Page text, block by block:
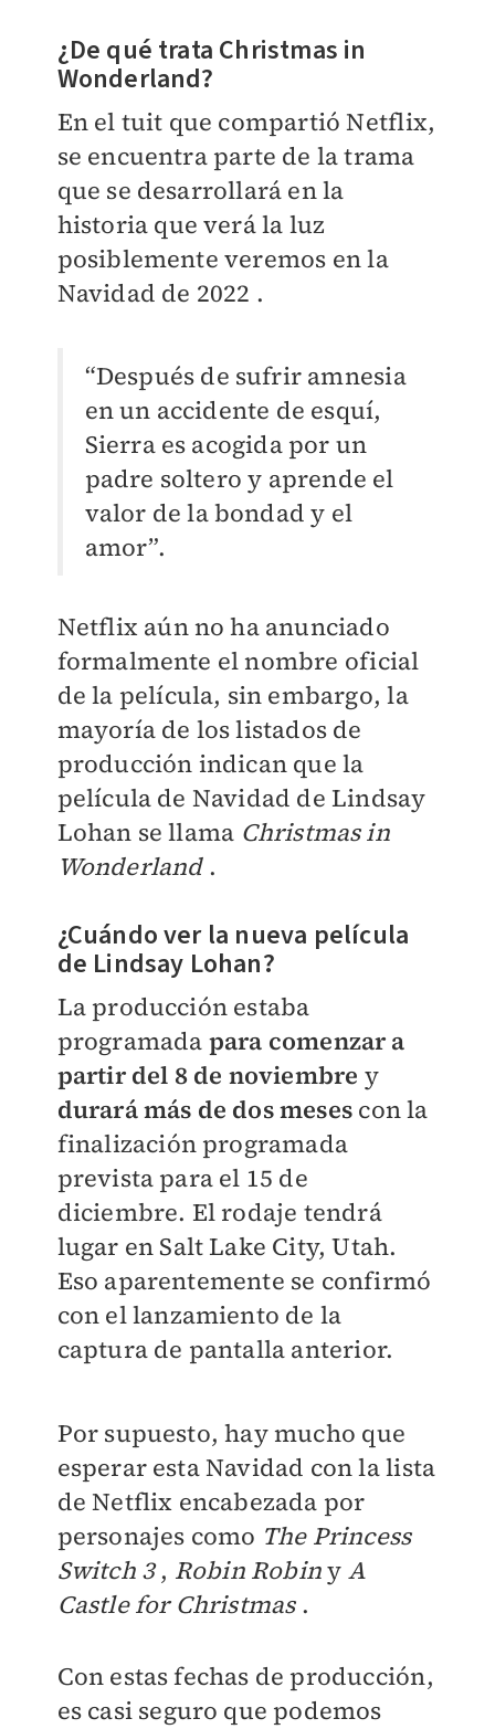
¿De qué trata Christmas in
Wonderland?
En el tuit que compartió Netflix,
se encuentra parte de la trama
que se desarrollará en la
historia que verá la luz
posiblemente veremos en la
Navidad de 2022 .
“Después de sufrir amnesia
en un accidente de esquí,
Sierra es acogida por un
padre soltero y aprende el
valor de la bondad y el
amor”.
Netflix aún no ha anunciado
formalmente el nombre oficial
de la película, sin embargo, la
mayoría de los listados de
producción indican que la
película de Navidad de Lindsay
Lohan se llama Christmas in
Wonderland.
¿Cuándo ver la nueva película
de Lindsay Lohan?
La producción estaba
programada para comenzar a
partir del 8 de noviembre y
durará más de dos meses con la
finalización programada
prevista para el 15 de
diciembre. El rodaje tendrá
lugar en Salt Lake City, Utah.
Eso aparentemente se confirmó
con el lanzamiento de la
captura de pantalla anterior.
Por supuesto, hay mucho que
esperar esta Navidad con la lista
de Netflix encabezada por
personajes como The Princess
Switch 3, Robin Robiny A
Castle for Christmas.
Con estas fechas de producción,
es casi seguro que podemos